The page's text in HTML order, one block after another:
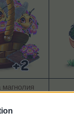
магнолия
за